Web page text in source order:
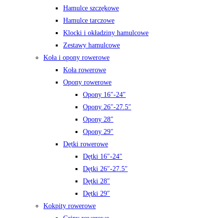
Hamulce szczękowe
Hamulce tarczowe
Klocki i okładziny hamulcowe
Zestawy hamulcowe
Koła i opony rowerowe
Koła rowerowe
Opony rowerowe
Opony 16″-24″
Opony 26″-27.5″
Opony 28″
Opony 29″
Dętki rowerowe
Dętki 16″-24″
Dętki 26″-27.5″
Dętki 28″
Dętki 29″
Kokpity rowerowe